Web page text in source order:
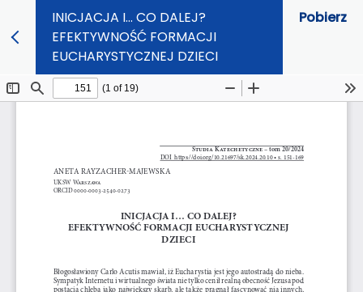
INICJACJA I… CO DALEJ?
EFEKTYWNOŚĆ FORMACJI
EUCHARYSTYCZNEJ DZIECI
Pobierz